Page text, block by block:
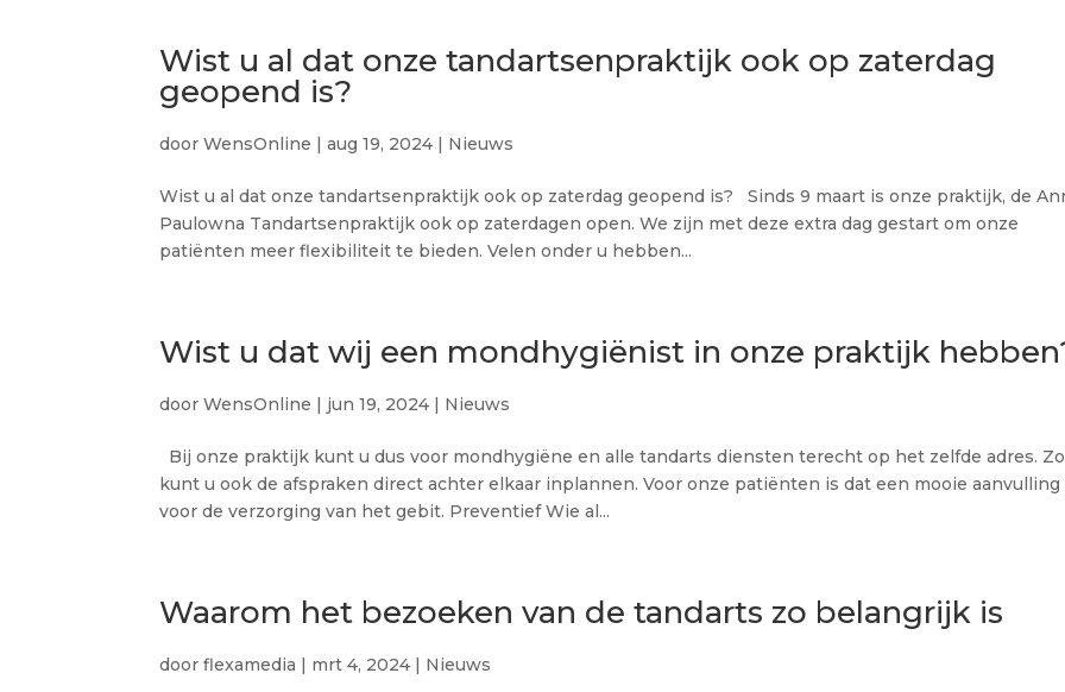
Wist u al dat onze tandartsenpraktijk ook op zaterdag
geopend is?
doorWensOnline |aug 19, 2024 | Nieuws
Wist u al dat onze tandartsenpraktijk ook op zaterdag geopend is? Sinds 9 maart is onze praktijk, de
Paulowna Tandartsenpraktijk ook op zaterdagen open. We zijn met deze extra dag gestart om onze
patiënten meer flexibiliteit te bieden. Velen onder u hebben...
Wist u dat wij een mondhygiënist in onze praktijk
doorWensOnline | jun 19, 2024 | Nieuws
Bij onze praktijk kunt u dus voor mondhygiëne en alle tandarts diensten terecht op het zelfde adres. Zo
kunt u ook de afspraken direct achter elkaar inplannen. Voor onze patiënten is dat een mooie aanvulling
voor de verzorging van het gebit. Preventief Wie al...
Waarom het bezoeken van de tandarts zo belangrijk is
doorflexamedia | mrt 4, 2024 | Nieuws